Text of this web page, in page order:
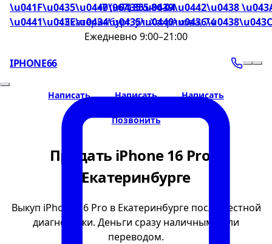
\u041F\u0435\u0440\u0435\u0439\u0442\u0438
+7 (967) 855-86-04
г. Екатеринбург, ул. Хохрякова, 74
Ежедневно 9:00–21:00
IPHONE66
Написать Написать Написать
Позвонить
Продать iPhone 16 Pro в
Екатеринбурге
Выкуп iPhone 16 Pro в Екатеринбурге после честной
диагностики. Деньги сразу наличными или
переводом.